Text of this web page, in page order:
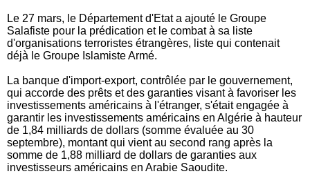
Le 27 mars, le Département d'Etat a ajouté le Groupe
Salafiste pour la prédication et le combat à sa liste
d'organisations terroristes étrangères, liste qui contenait
déjà le Groupe Islamiste Armé.
La banque d'import-export, contrôlée par le gouvernement,
qui accorde des prêts et des garanties visant à favoriser les
investissements américains à l'étranger, s'était engagée à
garantir les investissements américains en Algérie à hauteur
de 1,84 milliards de dollars (somme évaluée au 30
septembre), montant qui vient au second rang après la
somme de 1,88 milliard de dollars de garanties aux
investisseurs américains en Arabie Saoudite.